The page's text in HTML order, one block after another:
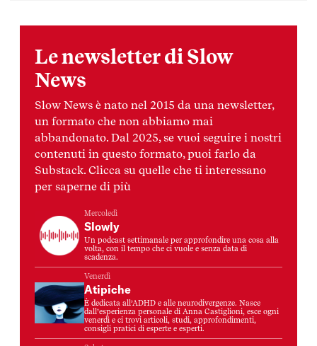
Le newsletter di Slow
News
Slow News è nato nel 2015 da una newsletter,
un formato che non abbiamo mai
abbandonato. Dal 2025, se vuoi seguire i nostri
contenuti in questo formato, puoi farlo da
Substack. Clicca su quelle che ti interessano
per saperne di più
Mercoledì
Slowly
Un podcast settimanale per approfondire una cosa alla
volta, con il tempo che ci vuole e senza data di
scadenza.
Venerdì
Atipiche
È dedicata all’ADHD e alle neurodivergenze. Nasce
dall’esperienza personale di Anna Castiglioni, esce ogni
venerdì e ci trovi articoli, studi, approfondimenti,
consigli pratici di esperte e esperti.